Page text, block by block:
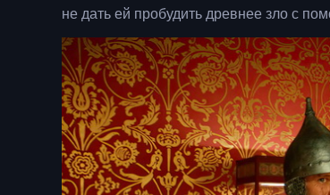
не дать ей пробудить древнее зло с